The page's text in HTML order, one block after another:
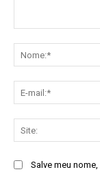
Salve meu